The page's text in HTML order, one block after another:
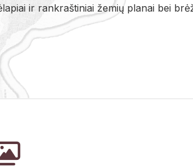
ir rank­raš­ti­niai že­mių pla­nai bei